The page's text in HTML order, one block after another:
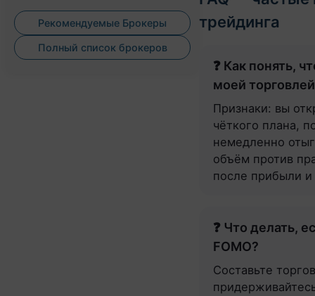
Рекомендуемые Брокеры
Полный список брокеров
трейдинга
❓ Как понять,
моей
Признаки: вы
чёткого плана,
немедленно
объём против
после прибыли и
❓ Что делать,
FOMO?
Составьте